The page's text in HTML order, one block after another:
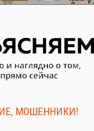
МОШЕННИКИ!